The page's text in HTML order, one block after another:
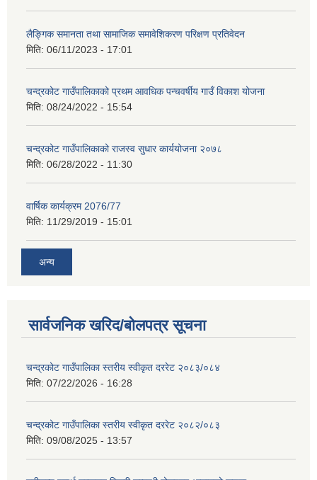
लैङ्गिक समानता तथा सामाजिक समावेशिकरण परिक्षण प्रतिवेदन
मिति: 06/11/2023 - 17:01
चन्द्रकोट गाउँपालिकाको प्रथम आवधिक पन्चवर्षीय गाउँ विकाश योजना
मिति: 08/24/2022 - 15:54
चन्द्रकोट गाउँपालिकाको राजस्व सुधार कार्ययोजना २०७८
मिति: 06/28/2022 - 11:30
वार्षिक कार्यक्रम 2076/77
मिति: 11/29/2019 - 15:01
अन्य
सार्वजनिक खरिद/बोलपत्र सूचना
चन्द्रकोट गाउँपालिका स्तरीय स्वीकृत दररेट २०८३/०८४
मिति: 07/22/2026 - 16:28
चन्द्रकोट गाउँपालिका स्तरीय स्वीकृत दररेट २०८२/०८३
मिति: 09/08/2025 - 13:57